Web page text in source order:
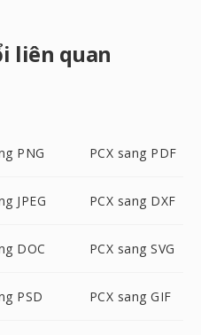
liên quan
PNG PCX sang PDF
JPEG PCX sang DXF
DOC PCX sang SVG
PSD PCX sang GIF